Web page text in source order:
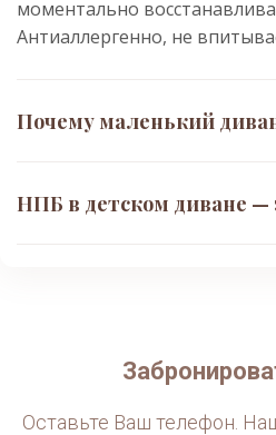
моментально
Антиаллергенно, не
Почему маленький
Диван занимает меньше
НПБ в детском диване —
жёсткость краёв при
Оставьте Ваш телефон.